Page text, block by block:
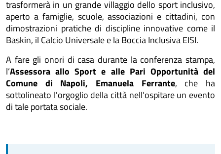
trasformerà in un grande villaggio dello sport inclusivo,
aperto a famiglie, scuole, associazioni e cittadini, con
dimostrazioni pratiche di discipline innovative come il
Baskin, il Calcio Universale e la Boccia Inclusiva EISI.
A fare gli onori di casa durante la conferenza stampa,
l’Assessora allo Sport e alle Pari Opportunità del
Comune di Napoli, Emanuela Ferrante, che ha
sottolineato l'orgoglio della città nell’ospitare un evento
di tale portata sociale.